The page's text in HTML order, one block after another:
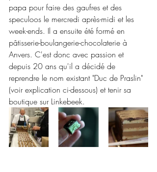
papa pour faire des gaufres et des
speculoos le mercredi après-midi et les
week-ends. Il a ensuite été formé en
pâtisserie-boulangerie-chocolaterie à
Anvers. C'est donc avec passion et
depuis 20 ans qu'il a décidé de
reprendre le nom existant "Duc de Praslin"
(voir explication ci-dessous) et tenir sa
boutique sur Linkebeek.